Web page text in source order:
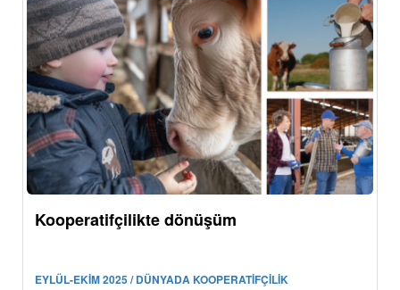
Kooperatifçilikte dönüşüm
EYLÜL-EKİM 2025 / DÜNYADA KOOPERATİFÇİLİK